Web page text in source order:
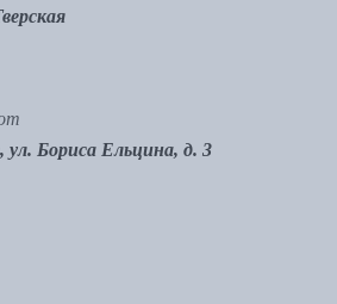
ул. Бориса Ельцина, д. 3